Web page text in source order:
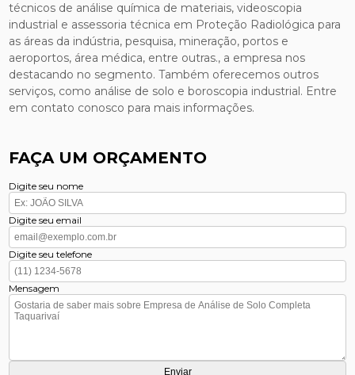
técnicos de análise química de materiais, videoscopia
industrial e assessoria técnica em Proteção Radiológica para
as áreas da indústria, pesquisa, mineração, portos e
aeroportos, área médica, entre outras., a empresa nos
destacando no segmento. Também oferecemos outros
serviços, como análise de solo e boroscopia industrial. Entre
em contato conosco para mais informações.
FAÇA UM ORÇAMENTO
Digite seu nome
Digite seu email
Digite seu telefone
Mensagem